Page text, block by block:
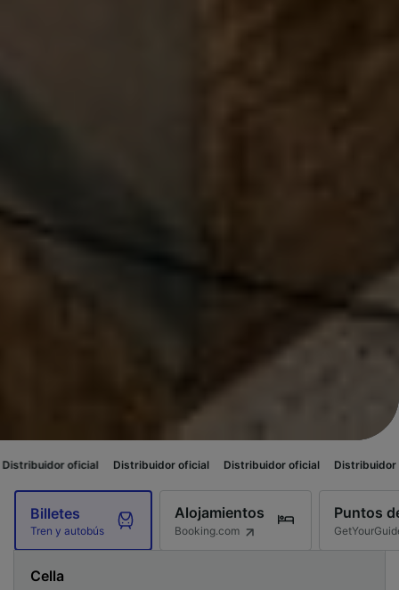
Distribuidor oficial Distribuidor oficial Distribuidor oficial
Billetes
Tren y autobús
Alojamientos
Booking.com
Puntos